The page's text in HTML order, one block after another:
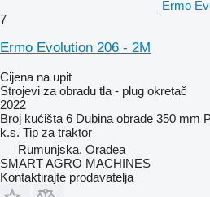
Ermo
7
Ermo Evolution 206 - 2M
Cijena na upit
Strojevi za obradu tla - plug okretač
2022
Broj kućišta 6 Dubina obrade 350 mm
k.s. Tip za traktor
Rumunjska, Oradea
SMART AGRO MACHINES
Kontaktirajte prodavatelja